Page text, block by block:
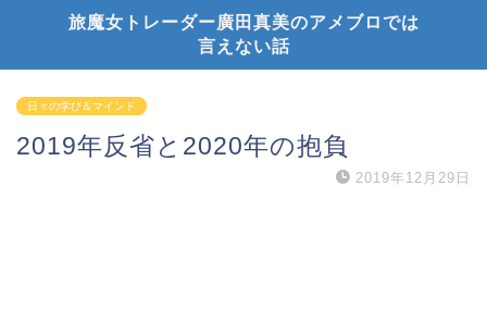
旅魔女トレーダー廣田真美のアメブロでは
言えない話
日々の学び＆マインド
2019年反省と2020年の抱負
2019年12月29日